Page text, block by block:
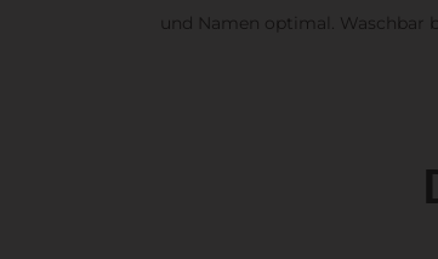
und Namen optimal. Waschbar